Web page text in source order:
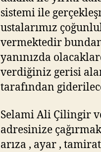
sistemi ile
ustalarımız
vermektedir
yanınızda
verdiğiniz gerisi
tarafından
Selami Ali Çilingir
adresinize
arıza , ayar ,